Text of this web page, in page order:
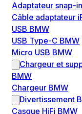
Adaptateur snap-
Câble adaptateur
USB BMW
USB Type-C BMW
Micro USB BMW
Chargeur et
BMW
Chargeur BMW
Divertissement
Casque HiFi BMW